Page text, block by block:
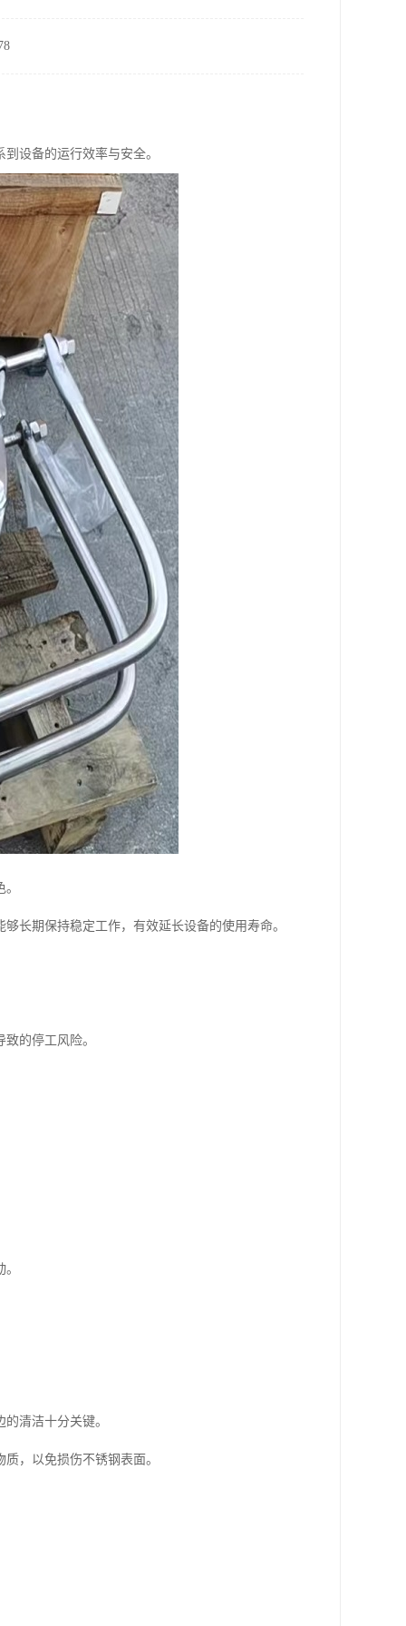
设备的运行效率与安全。
长期保持稳定工作，有效延长设备的使用寿命。
的停工风险。
清洁十分关键。
，以免损伤不锈钢表面。